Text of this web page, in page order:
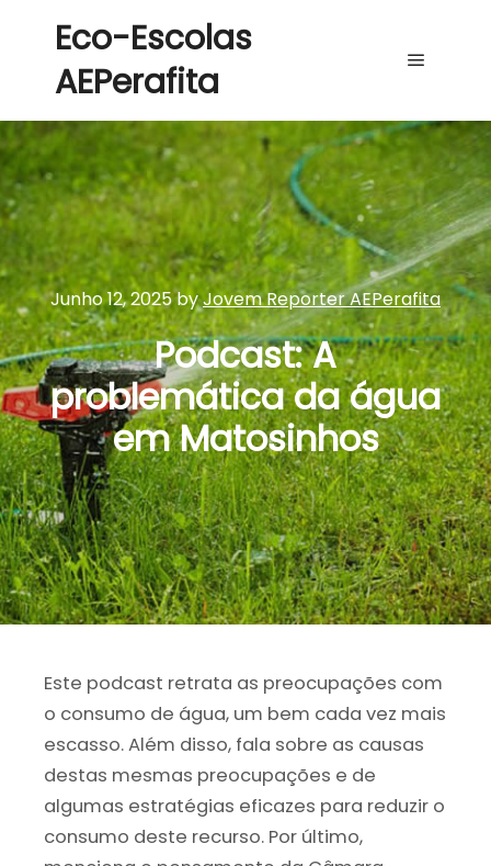
Eco-Escolas
AEPerafita
Junho 12, 2025byJovem Reporter AEPerafita
Podcast: A
problemática da água
em Matosinhos
Este podcast retrata as preocupações com
o consumo de água, um bem cada vez mais
escasso. Além disso, fala sobre as causas
destas mesmas preocupações e de
algumas estratégias eficazes para reduzir o
consumo deste recurso. Por último,